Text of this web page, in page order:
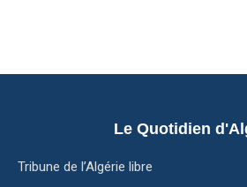
Le Quotidien
Tribune de l’Algérie libre